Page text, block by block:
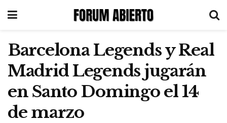
Barcelona Legends y Real
Madrid Legends jugarán
en Santo Domingo el 14
de marzo